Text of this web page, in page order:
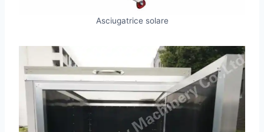
Asciugatrice solare